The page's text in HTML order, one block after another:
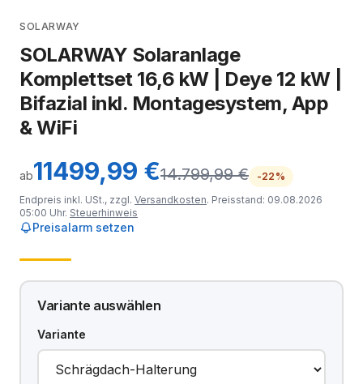
SOLARWAY
SOLARWAY Solaranlage
Komplettset 16,6 kW | Deye 12 kW |
Bifazial inkl. Montagesystem, App
& WiFi
ab11499,99 €14.799,99 €
-22%
Endpreis inkl. USt., zzgl. Versandkosten. Preisstand: 09.08.2026
05:00 Uhr. Steuerhinweis
Preisalarm setzen
Variante auswählen
Variante